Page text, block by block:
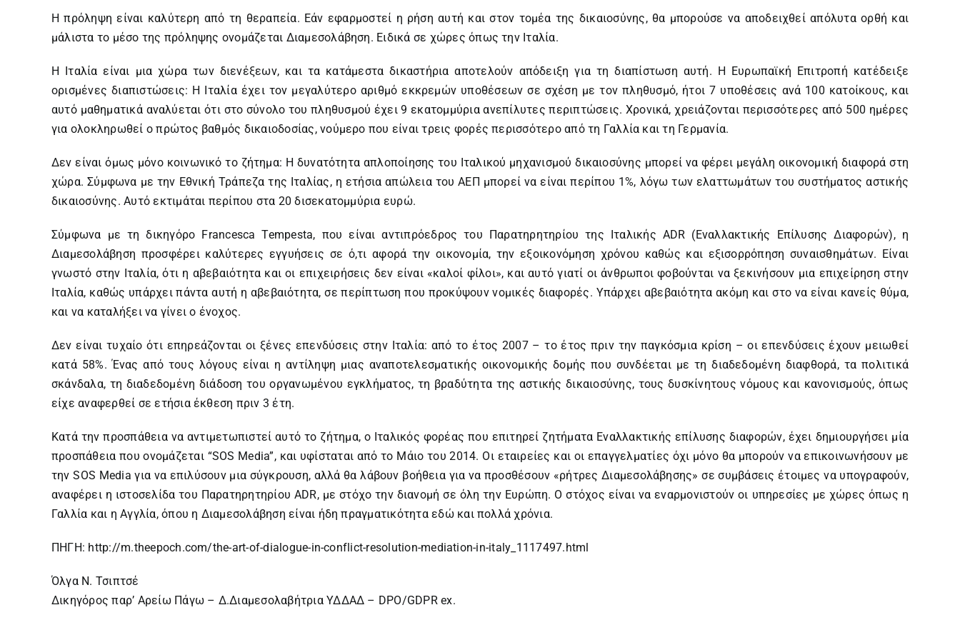
Η πρόληψη είναι καλύτερη από τη θεραπεία. Εάν εφαρμοστεί η ρήση αυτή και στον τομέα της δικαιοσύνης, θα μπορούσε να αποδειχθεί απόλυτα ορθή και
μάλιστα το μέσο της πρόληψης ονομάζεται Διαμεσολάβηση. Ειδικά σε χώρες όπως την Ιταλία.
Η Ιταλία είναι μια χώρα των διενέξεων, και τα κατάμεστα δικαστήρια αποτελούν απόδειξη για τη διαπίστωση αυτή. Η Ευρωπαϊκή Επιτροπή κατέδειξε
ορισμένες διαπιστώσεις: Η Ιταλία έχει τον μεγαλύτερο αριθμό εκκρεμών υποθέσεων σε σχέση με τον πληθυσμό, ήτοι 7 υποθέσεις ανά 100 κατοίκους, και
αυτό μαθηματικά αναλύεται ότι στο σύνολο του πληθυσμού έχει 9 εκατομμύρια ανεπίλυτες περιπτώσεις. Χρονικά, χρειάζονται περισσότερες από 500 ημέρες
για ολοκληρωθεί ο πρώτος βαθμός δικαιοδοσίας, νούμερο που είναι τρεις φορές περισσότερο από τη Γαλλία και τη Γερμανία.
Δεν είναι όμως μόνο κοινωνικό το ζήτημα: Η δυνατότητα απλοποίησης του Ιταλικού μηχανισμού δικαιοσύνης μπορεί να φέρει μεγάλη οικονομική διαφορά στη
χώρα. Σύμφωνα με την Εθνική Τράπεζα της Ιταλίας, η ετήσια απώλεια του ΑΕΠ μπορεί να είναι περίπου 1%, λόγω των ελαττωμάτων του συστήματος αστικής
δικαιοσύνης. Αυτό εκτιμάται περίπου στα 20 δισεκατομμύρια ευρώ.
Σύμφωνα με τη δικηγόρο Francesca Tempesta, που είναι αντιπρόεδρος του Παρατηρητηρίου της Ιταλικής ADR (Εναλλακτικής Επίλυσης Διαφορών), η
Διαμεσολάβηση προσφέρει καλύτερες εγγυήσεις σε ό,τι αφορά την οικονομία, την εξοικονόμηση χρόνου καθώς και εξισορρόπηση συναισθημάτων. Είναι
γνωστό στην Ιταλία, ότι η αβεβαιότητα και οι επιχειρήσεις δεν είναι «καλοί φίλοι», και αυτό γιατί οι άνθρωποι φοβούνται να ξεκινήσουν μια επιχείρηση στην
Ιταλία, καθώς υπάρχει πάντα αυτή η αβεβαιότητα, σε περίπτωση που προκύψουν νομικές διαφορές. Υπάρχει αβεβαιότητα ακόμη και στο να είναι κανείς θύμα,
και να καταλήξει να γίνει ο ένοχος.
Δεν είναι τυχαίο ότι επηρεάζονται οι ξένες επενδύσεις στην Ιταλία: από το έτος 2007 – το έτος πριν την παγκόσμια κρίση – οι επενδύσεις έχουν μειωθεί
κατά 58%. Ένας από τους λόγους είναι η αντίληψη μιας αναποτελεσματικής οικονομικής δομής που συνδέεται με τη διαδεδομένη διαφθορά, τα πολιτικά
σκάνδαλα, τη διαδεδομένη διάδοση του οργανωμένου εγκλήματος, τη βραδύτητα της αστικής δικαιοσύνης, τους δυσκίνητους νόμους και κανονισμούς, όπως
είχε αναφερθεί σε ετήσια έκθεση πριν 3 έτη.
Κατά την προσπάθεια να αντιμετωπιστεί αυτό το ζήτημα, ο Ιταλικός φορέας που επιτηρεί ζητήματα Εναλλακτικής επίλυσης διαφορών, έχει δημιουργήσει μία
προσπάθεια που ονομάζεται “SOS Media”, και υφίσταται από το Μάιο του 2014. Οι εταιρείες και οι επαγγελματίες όχι μόνο θα μπορούν να επικοινωνήσουν με
την SOS Media για να επιλύσουν μια σύγκρουση, αλλά θα λάβουν βοήθεια για να προσθέσουν «ρήτρες Διαμεσολάβησης» σε συμβάσεις έτοιμες να υπογραφούν,
αναφέρει η ιστοσελίδα του Παρατηρητηρίου ADR, με στόχο την διανομή σε όλη την Ευρώπη. Ο στόχος είναι να εναρμονιστούν οι υπηρεσίες με χώρες όπως η
Γαλλία και η Αγγλία, όπου η Διαμεσολάβηση είναι ήδη πραγματικότητα εδώ και πολλά χρόνια.
ΠΗΓΗ: http://m.theepoch.com/the-art-of-dialogue-in-conflict-resolution-mediation-in-italy_1117497.html
Όλγα Ν. Τσιπτσέ
Δικηγόρος παρ’ Αρείω Πάγω – Δ.Διαμεσολαβήτρια ΥΔΔΑΔ – DPO/GDPR ex.